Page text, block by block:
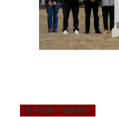
在不完美下坚持前行